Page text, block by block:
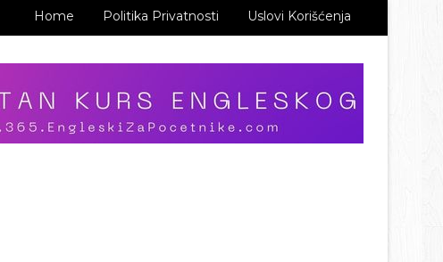
Home Politika Privatnosti Uslovi Korišćenja